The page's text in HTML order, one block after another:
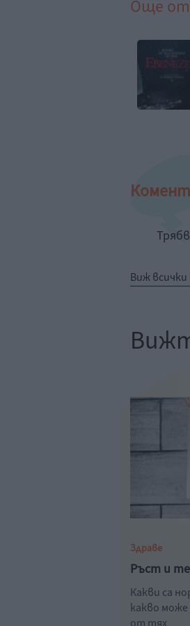
Още от
Виж
Здраве
Ръст и
Какви са
какво